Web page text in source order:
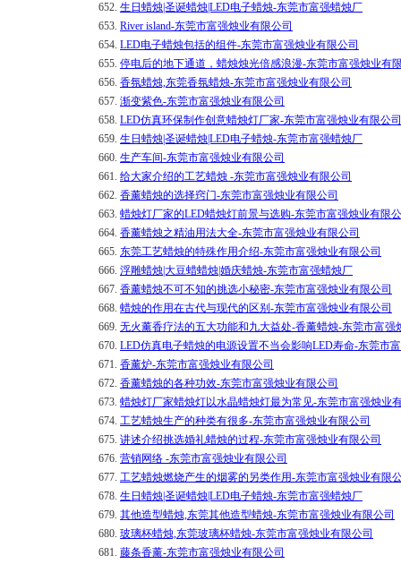
652. 生日蜡烛|圣诞蜡烛|LED电子蜡烛-东莞市富强蜡烛厂
653. River island-东莞市富强烛业有限公司
654. LED电子蜡烛包括的组件-东莞市富强烛业有限公司
655. 停电后的地下通道，蜡烛烛光倍感浪漫-东莞市富强烛业有
656. 香氛蜡烛,东莞香氛蜡烛-东莞市富强烛业有限公司
657. 渐变紫色-东莞市富强烛业有限公司
658. LED仿真环保制作创意蜡烛灯厂家-东莞市富强烛业有限公司
659. 生日蜡烛|圣诞蜡烛|LED电子蜡烛-东莞市富强蜡烛厂
660. 生产车间-东莞市富强烛业有限公司
661. 给大家介绍的工艺蜡烛 -东莞市富强烛业有限公司
662. 香薰蜡烛的选择窍门-东莞市富强烛业有限公司
663. 蜡烛灯厂家的LED蜡烛灯前景与选购-东莞市富强烛业有限
664. 香薰蜡烛之精油用法大全-东莞市富强烛业有限公司
665. 东莞工艺蜡烛的特殊作用介绍-东莞市富强烛业有限公司
666. 浮雕蜡烛|大豆蜡蜡烛|婚庆蜡烛-东莞市富强蜡烛厂
667. 香薰蜡烛不可不知的挑选小秘密-东莞市富强烛业有限公司
668. 蜡烛的作用在古代与现代的区别-东莞市富强烛业有限公司
669. 无火薰香疗法的五大功能和九大益处-香薰蜡烛-东莞市富强
670. LED仿真电子蜡烛的电源设置不当会影响LED寿命-东莞市
671. 香薰炉-东莞市富强烛业有限公司
672. 香薰蜡烛的各种功效-东莞市富强烛业有限公司
673. 蜡烛灯厂家蜡烛灯以水晶蜡烛灯最为常见-东莞市富强烛业
674. 工艺蜡烛生产的种类有很多-东莞市富强烛业有限公司
675. 讲述介绍挑选婚礼蜡烛的过程-东莞市富强烛业有限公司
676. 营销网络 -东莞市富强烛业有限公司
677. 工艺蜡烛燃烧产生的烟雾的另类作用-东莞市富强烛业有限
678. 生日蜡烛|圣诞蜡烛|LED电子蜡烛-东莞市富强蜡烛厂
679. 其他造型蜡烛,东莞其他造型蜡烛-东莞市富强烛业有限公司
680. 玻璃杯蜡烛,东莞玻璃杯蜡烛-东莞市富强烛业有限公司
681. 藤条香薰-东莞市富强烛业有限公司